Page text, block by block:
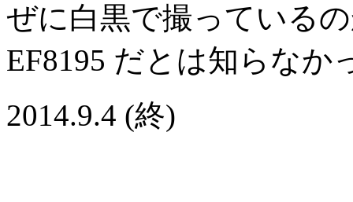
ぜに白黒で撮っている
EF8195 だとは知らなか
2014.9.4 (終)